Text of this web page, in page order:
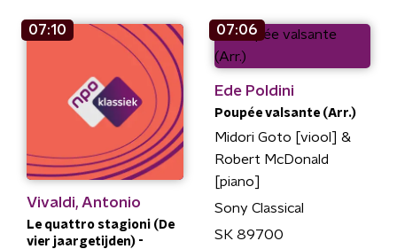
07:10
Vivaldi, Antonio
Le quattro stagioni (De
vier jaargetijden) -
07:06
Ede Poldini
Poupée valsante (Arr.)
Midori Goto [viool] &
Robert McDonald
[piano]
Sony Classical
SK 89700